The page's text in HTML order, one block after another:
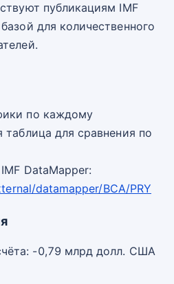
публикациям IMF
для количественного
по каждому
таблица для сравнения по
DataMapper:
datamapper/BCA/PRY
-0,79 млрд долл. США